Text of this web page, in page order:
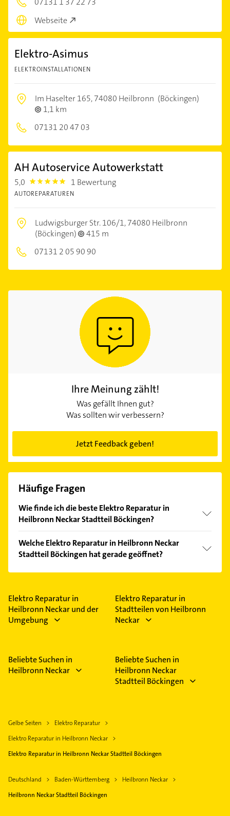
Webseite
Elektro-Asimus
ELEKTROINSTALLATIONEN
Im Haselter 165,74080 Heilbronn (Böckingen)
1,1 km
07131 20 47 03
AH Autoservice Autowerkstatt
5,0 5.0 1 Bewertung
AUTOREPARATUREN
Ludwigsburger Str. 106/1,74080 Heilbronn
(Böckingen)
415 m
07131 2 05 90 90
Ihre Meinung zählt!
Was gefällt Ihnen gut?
Was sollten wir verbessern?
Jetzt Feedback geben!
Häufige Fragen
Wie finde ich die beste Elektro Reparatur in
Heilbronn Neckar Stadtteil Böckingen?
Kundenmeinungen und profitieren Sie von den
Empfehlungen. Die Suchergebnisse können Sie sich
einfach nachBewertungensortiert anzeigen lassen.
Welche Elektro Reparatur in Heilbronn Neckar
Stadtteil Böckingen hat gerade geöffnet?
Im Anbieter-Bereich finden Sie alleÖffnungszeiten.
Feiertagen abweichen können.
Elektro Reparatur in
Heilbronn Neckar und der
Umgebung
Elektro Reparatur in
Stadtteilen von Heilbronn
Neckar
Beliebte Suchen in
Heilbronn Neckar
Beliebte Suchen in
Heilbronn Neckar
Stadtteil Böckingen
Gelbe Seiten
Elektro Reparatur
Elektro Reparatur in Heilbronn Neckar
Elektro Reparatur in Heilbronn Neckar Stadtteil Böckingen
Deutschland Baden-Württemberg
Heilbronn Neckar
Heilbronn Neckar Stadtteil Böckingen